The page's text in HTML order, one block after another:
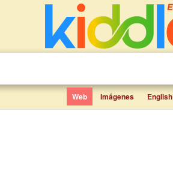
Web Imágenes English